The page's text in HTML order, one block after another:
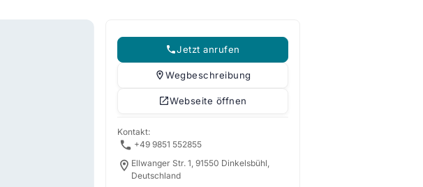
Jetzt anrufen
Wegbeschreibung
Webseite öffnen
Kontakt:
+49 9851 552855
Ellwanger Str. 1, 91550 Dinkelsbühl,
Deutschland